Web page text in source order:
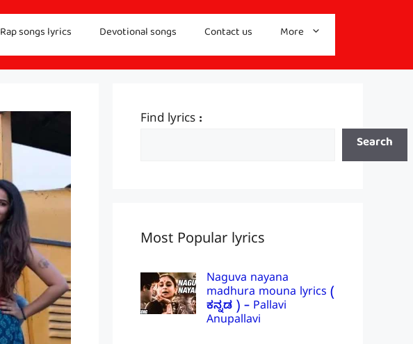
Rap songs lyrics Devotional songs Contact us More
Find lyrics :
Search
Most Popular lyrics
Naguva nayana
madhura mouna lyrics (
ಕನ್ನಡ ) – Pallavi
Anupallavi